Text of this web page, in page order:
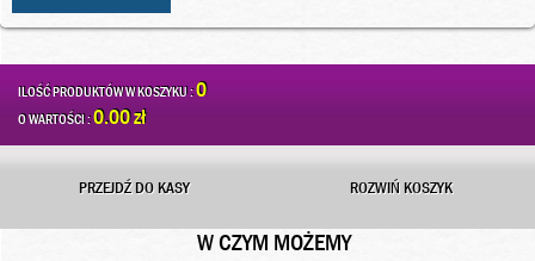
ILOŚĆ PRODUKTÓW W KOSZYKU :0
O WARTOŚCI :0.00 zł
PRZEJDŹ DO KASY ROZWIŃ KOSZYK
W CZYM MOŻEMY